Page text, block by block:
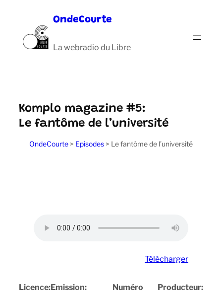
contenu
OndeCourte
La webradio du Libre
Komplo magazine #5:
Le fantôme de l’université
OndeCourte > Episodes > Le fantôme de l’université
Télécharger
Licence:Emission:
Numéro
Producteur: